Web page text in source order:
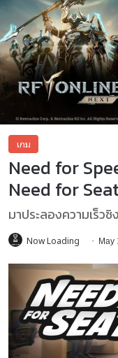
เกม
Need for
Need for
มาประลองความเร็ว
Now Loading May